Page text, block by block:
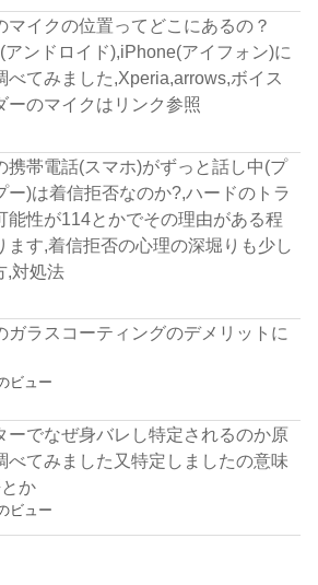
マイクの位置ってどこにあるの？
アンドロイド),iPhone(アイフォン)に
べてみました,Xperia,arrows,ボイス
ーのマイクはリンク参照
携帯電話(スマホ)がずっと話し中(プ
ー)は着信拒否なのか?,ハードのトラ
能性が114とかでその理由がある程
ます,着信拒否の心理の深堀りも少し
,対処法
ガラスコーティングのデメリットに
ビュー
ーでなぜ身バレし特定されるのか原
べてみました又特定しましたの意味
か
ビュー